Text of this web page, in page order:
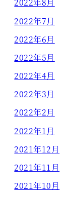
2022年8月
2022年7月
2022年6月
2022年5月
2022年4月
2022年3月
2022年2月
2022年1月
2021年12月
2021年11月
2021年10月